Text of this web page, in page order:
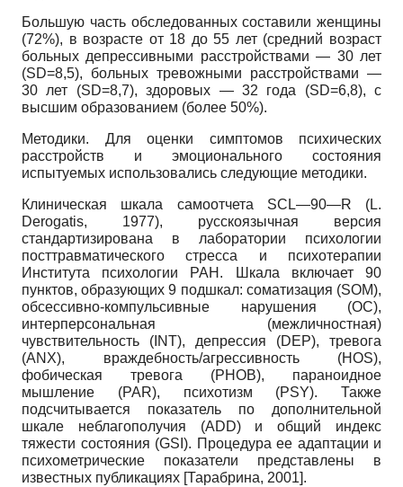
Большую часть обследованных составили женщины
(72%), в возрасте от 18 до55 лет (средний возраст
больных депрессивными расстройствами— 30 лет
(SD=8,5), больных тревожными расстройствами —
30 лет (SD=8,7),здоровых — 32 года (SD=6,8), с
высшим образованием (более 50%).
Методики. Для оценки симптомов психических
расстройств и эмоционального состояния
испытуемых использовались следующие методики.
Клиническая шкала самоотчета SCL—90—R (L.
Derogatis, 1977), русскоязычная версия
стандартизирована в лаборатории психологии
посттравматического стресса и психотерапии
Института психологии РАН. Шкала включает 90
пунктов, образующих 9 подшкал: соматизация (SOM),
обсессивно-компульсивные нарушения (ОС),
интерперсональ­ная (межличностная)
чувствительность (INT), депрессия (DEP), тревога
(ANX), враждебность/агрессивность (HOS),
фобическая тревога (PHOB), параноидное
мышление (PAR), психотизм (PSY). Также
подсчитывается показатель по дополнительной
шкале неблагополучия (ADD) и общий индекс
тяжести состояния (GSI). Процедура ее адаптации и
психометрические показатели представлены в
известных публикациях [Тарабрина, 2001].